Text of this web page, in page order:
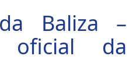
Baliza –
oficial da